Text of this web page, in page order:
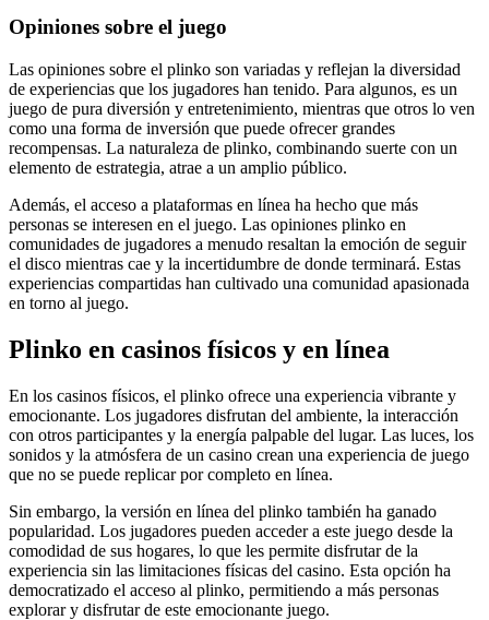
Opiniones sobre el juego
Las opiniones sobre el plinko son variadas y reflejan la diversidad
de experiencias que los jugadores han tenido. Para algunos, es un
juego de pura diversión y entretenimiento, mientras que otros lo ven
como una forma de inversión que puede ofrecer grandes
recompensas. La naturaleza de plinko, combinando suerte con un
elemento de estrategia, atrae a un amplio público.
Además, el acceso a plataformas en línea ha hecho que más
personas se interesen en el juego. Las opiniones plinko en
comunidades de jugadores a menudo resaltan la emoción de seguir
el disco mientras cae y la incertidumbre de donde terminará. Estas
experiencias compartidas han cultivado una comunidad apasionada
en torno al juego.
Plinko en casinos físicos y en línea
En los casinos físicos, el plinko ofrece una experiencia vibrante y
emocionante. Los jugadores disfrutan del ambiente, la interacción
con otros participantes y la energía palpable del lugar. Las luces, los
sonidos y la atmósfera de un casino crean una experiencia de juego
que no se puede replicar por completo en línea.
Sin embargo, la versión en línea del plinko también ha ganado
popularidad. Los jugadores pueden acceder a este juego desde la
comodidad de sus hogares, lo que les permite disfrutar de la
experiencia sin las limitaciones físicas del casino. Esta opción ha
democratizado el acceso al plinko, permitiendo a más personas
explorar y disfrutar de este emocionante juego.